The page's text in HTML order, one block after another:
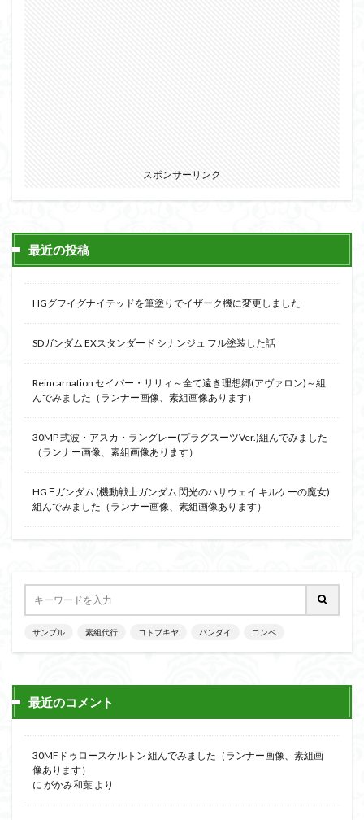
スポンサーリンク
最近の投稿
HGグフイグナイテッドを筆塗りでイザーク機に変更しました
SDガンダム EXスタンダード シナンジュ フル塗装した話
Reincarnation セイバー・リリィ～全て遠き理想郷(アヴァロン)～組
んでみました（ランナー画像、素組画像あります）
30MP 式波・アスカ・ラングレー(プラグスーツVer.)組んでみました
（ランナー画像、素組画像あります）
HG Ξガンダム (機動戦士ガンダム 閃光のハサウェイ キルケーの魔女)
組んでみました（ランナー画像、素組画像あります）
サンプル 素組代行 コトブキヤ バンダイ コンペ
最近のコメント
30MFドゥロースケルトン 組んでみました（ランナー画像、素組画
像あります）
に がかみ和葉 より